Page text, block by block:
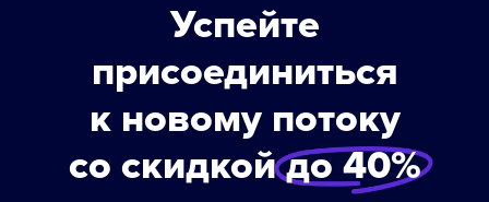
Успейте
присоединиться
к новому потоку
со скидкойдо 40%